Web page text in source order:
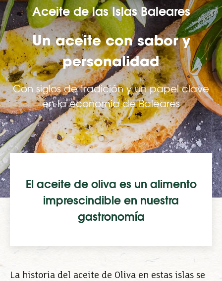
Aceite de las Islas Baleares
Un aceite con sabor y
personalidad
Con siglos de tradición y un papel clave
en la economía de Baleares
El aceite de oliva es un alimento
imprescindible en nuestra
gastronomía
La historia del aceite de Oliva en estas islas se